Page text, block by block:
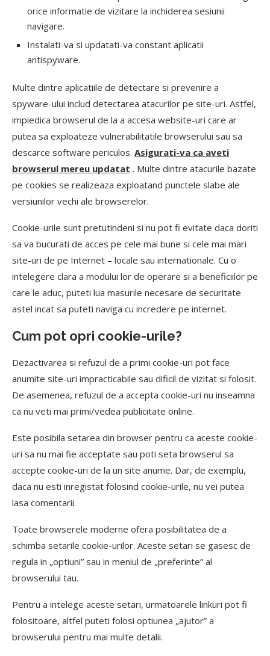
orice informatie de vizitare la inchiderea sesiunii
navigare.
Instalati-va si updatati-va constant aplicatii
antispyware.
Multe dintre aplicatiile de detectare si prevenire a
spyware-ului includ detectarea atacurilor pe site-uri. Astfel,
impiedica browserul de la a accesa website-uri care ar
putea sa exploateze vulnerabilitatile browserului sau sa
descarce software periculos. Asigurati-va ca aveti
browserul mereu updatat . Multe dintre atacurile bazate
pe cookies se realizeaza exploatand punctele slabe ale
versiunilor vechi ale browserelor.
Cookie-urile sunt pretutindeni si nu pot fi evitate daca doriti
sa va bucurati de acces pe cele mai bune si cele mai mari
site-uri de pe Internet – locale sau internationale. Cu o
intelegere clara a modului lor de operare si a beneficiilor pe
care le aduc, puteti lua masurile necesare de securitate
astel incat sa puteti naviga cu incredere pe internet.
Cum pot opri cookie-urile?
Dezactivarea si refuzul de a primi cookie-uri pot face
anumite site-uri impracticabile sau dificil de vizitat si folosit.
De asemenea, refuzul de a accepta cookie-uri nu inseamna
ca nu veti mai primi/vedea publicitate online.
Este posibila setarea din browser pentru ca aceste cookie-
uri sa nu mai fie acceptate sau poti seta browserul sa
accepte cookie-uri de la un site anume. Dar, de exemplu,
daca nu esti inregistat folosind cookie-urile, nu vei putea
lasa comentarii.
Toate browserele moderne ofera posibilitatea de a
schimba setarile cookie-urilor. Aceste setari se gasesc de
regula in „optiuni” sau in meniul de „preferinte” al
browserului tau.
Pentru a intelege aceste setari, urmatoarele linkuri pot fi
folositoare, altfel puteti folosi optiunea „ajutor” a
browserului pentru mai multe detalii.